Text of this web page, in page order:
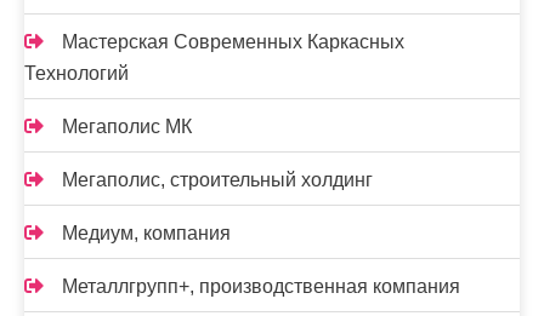
Мастерская Современных Каркасных
Технологий
Мегаполис МК
Мегаполис, строительный холдинг
Медиум, компания
Металлгрупп+, производственная компания